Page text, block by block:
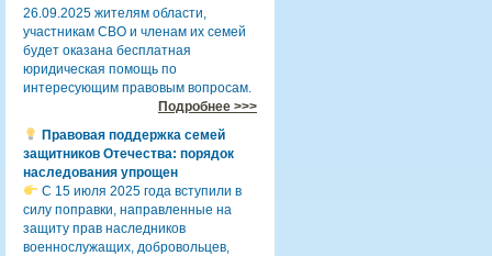
26.09.2025 жителям области,
участникам СВО и членам их семей
будет оказана бесплатная
юридическая помощь по
интересующим правовым вопросам.
Подробнее >>>
Правовая поддержка семей
защитников Отечества: порядок
наследования упрощен
С 15 июля 2025 года вступили в
силу поправки, направленные на
защиту прав наследников
военнослужащих, добровольцев,